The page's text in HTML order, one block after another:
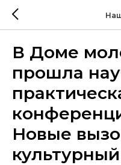
В Доме
прошла
Новые